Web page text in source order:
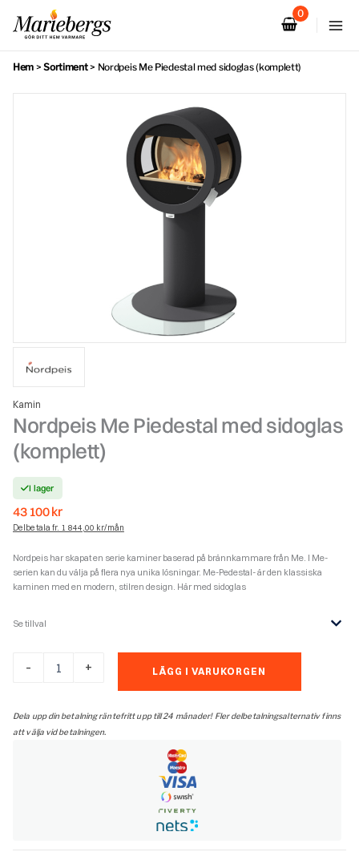
innehåll
Hem >Sortiment> Nordpeis Me Piedestal med sidoglas (komplett)
Kamin
Nordpeis Me Piedestal med sidoglas
(komplett)
I lager
43 100kr
Delbetala fr. 1 844,00 kr/mån
Nordpeis har skapat en serie kaminer baserad på brännkammare från Me. I Me-
serien kan du välja på flera nya unika lösningar. Me-Pedestal- är den klassiska
kaminen med en modern, stilren design. Här med sidoglas
Se tillval
-
sidoglas
(komplett)
+ LÄGG I VARUKORGEN
Dela upp din betalning räntefritt upp till 24 månader! Fler delbetalningsalternativ finns
att välja vid betalningen.